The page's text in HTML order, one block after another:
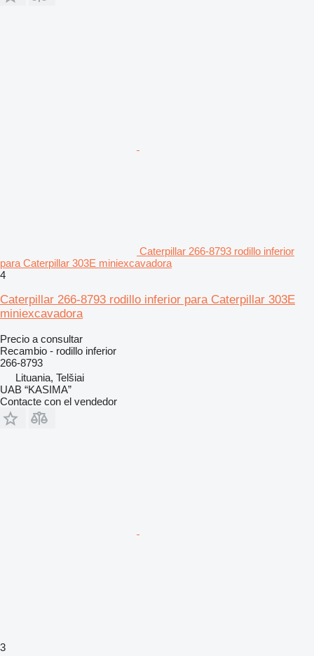
Caterpillar 266-8793 rodillo inferior
para Caterpillar 303E miniexcavadora
4
Caterpillar 266-8793 rodillo inferior para Caterpillar 303E
miniexcavadora
Precio a consultar
Recambio - rodillo inferior
266-8793
Lituania, Telšiai
UAB “KASIMA”
Contacte con el vendedor
3